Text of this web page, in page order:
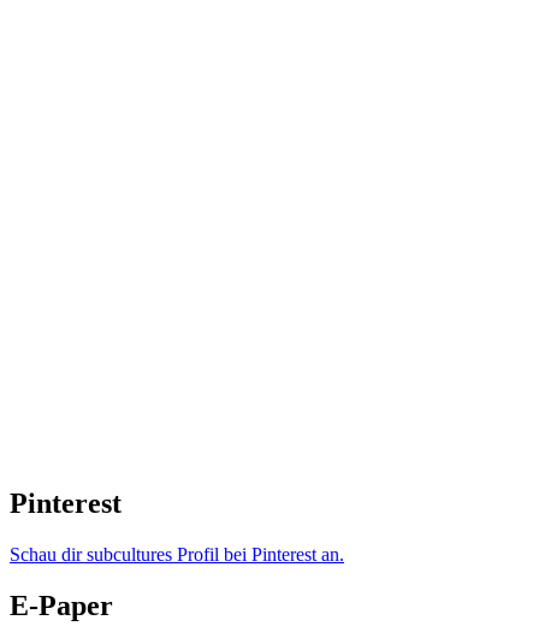
Pinterest
Schau dir subcultures Profil bei Pinterest an.
E-Paper